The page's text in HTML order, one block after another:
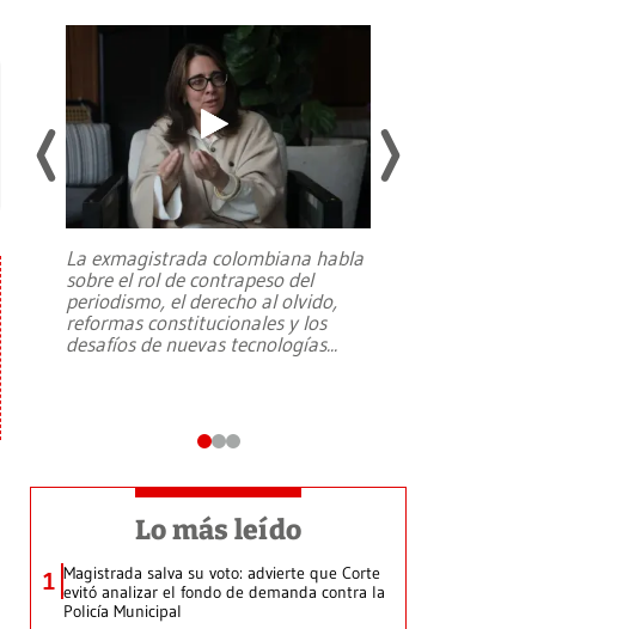
La exmagistrada colombiana habla
sobre el rol de contrapeso del
periodismo, el derecho al olvido,
reformas constitucionales y los
desafíos de nuevas tecnologías...
Lo más leído
1 Magistrada salva su voto: advierte que Corte
evitó analizar el fondo de demanda contra la
Policía Municipal